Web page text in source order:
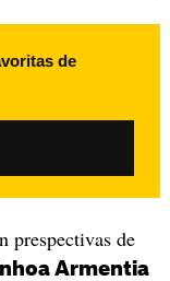
de
prespectivas de
Armentia